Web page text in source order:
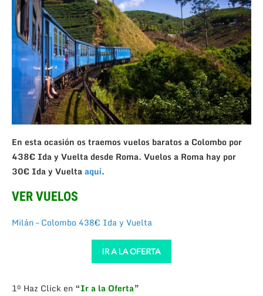
En esta ocasión os traemos vuelos baratos a Colombo por
438€ Ida y Vuelta desde Roma. Vuelos a Roma hay por
30€ Ida y Vueltaaquí.
VER VUELOS
Milán – Colombo 438€ Ida y Vuelta
1º Haz Click en “Ir a la Oferta”